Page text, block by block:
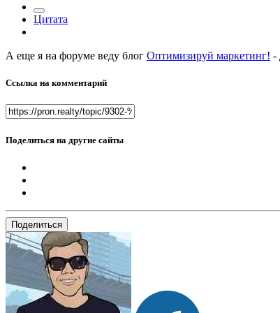
Цитата
А еще я на форуме веду блог Оптимизируй маркетинг! -
Ссылка на комментарий
Поделиться на другие сайты
Поделиться